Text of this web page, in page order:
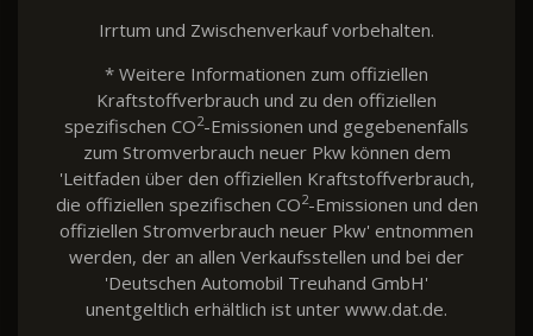
Irrtum und Zwischenverkauf vorbehalten.
* Weitere Informationen zum offiziellen
Kraftstoffverbrauch und zu den offiziellen
spezifischen CO2-Emissionen und gegebenenfalls
zum Stromverbrauch neuer Pkw können dem
'Leitfaden über den offiziellen Kraftstoffverbrauch,
die offiziellen spezifischen CO2-Emissionen und den
offiziellen Stromverbrauch neuer Pkw' entnommen
werden, der an allen Verkaufsstellen und bei der
'Deutschen Automobil Treuhand GmbH'
unentgeltlich erhältlich ist unter www.dat.de.